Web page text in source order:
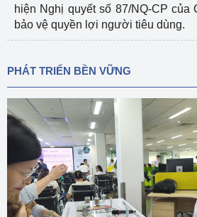
hiện Nghị quyết số 87/NQ-CP của
bảo vệ quyền lợi người tiêu dùng.
PHÁT TRIỂN BỀN VỮNG